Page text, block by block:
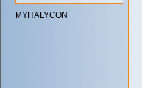
MYHALYCON